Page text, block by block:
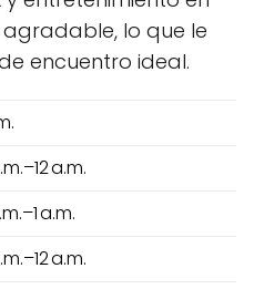
lo que le
encuentro ideal.
a.m.
a.m.
a.m.